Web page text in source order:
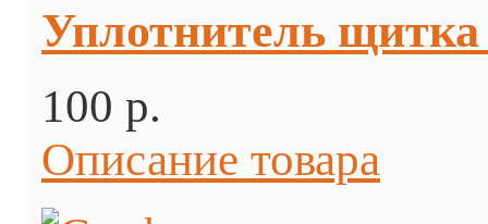
Уплотнитель
100 p.
Описание товара